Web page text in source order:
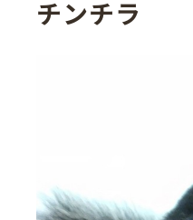
チンチラ